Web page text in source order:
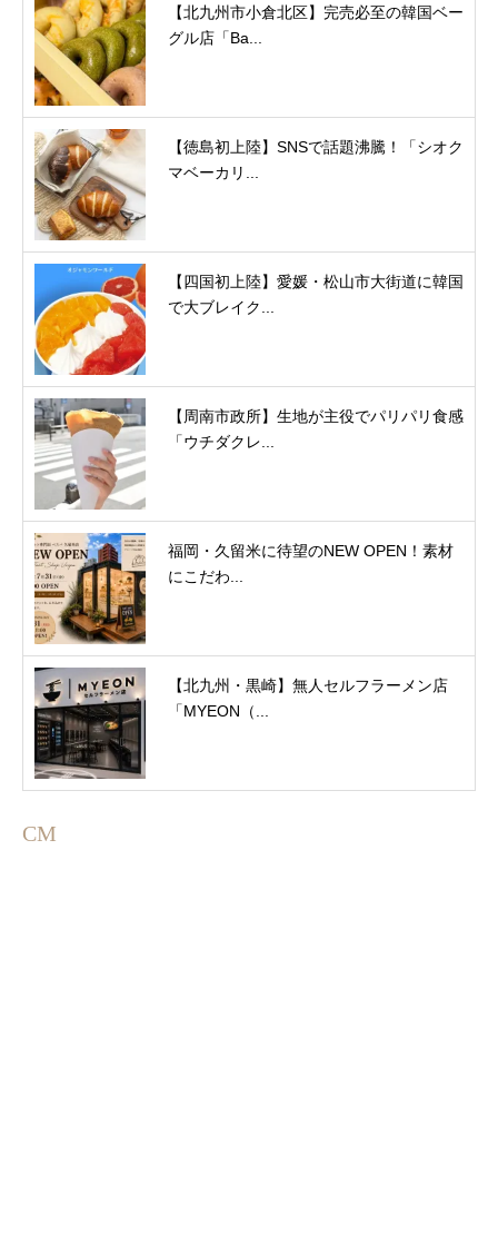
【北九州市小倉北区】完売必至の韓国ベー
グル店「Ba...
【徳島初上陸】SNSで話題沸騰！「シオク
マベーカリ...
【四国初上陸】愛媛・松山市大街道に韓国
で大ブレイク...
【周南市政所】生地が主役でパリパリ食感
「ウチダクレ...
福岡・久留米に待望のNEW OPEN！素材
にこだわ...
【北九州・黒崎】無人セルフラーメン店
「MYEON（...
CM